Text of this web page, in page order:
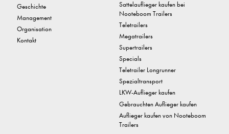
Geschichte
Management
Organisation
Kontakt
Sattelauflieger kaufen bei
Nooteboom Trailers
Teletrailers
Megatrailers
Supertrailers
Specials
Teletrailer Longrunner
Spezialtransport
LKW-Auflieger kaufen
Gebrauchten Auflieger kaufen
Auflieger kaufen von Nooteboom
Trailers